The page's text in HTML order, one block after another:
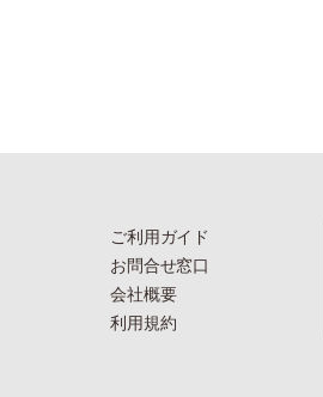
ご利用ガイド
お問合せ窓口
会社概要
利用規約